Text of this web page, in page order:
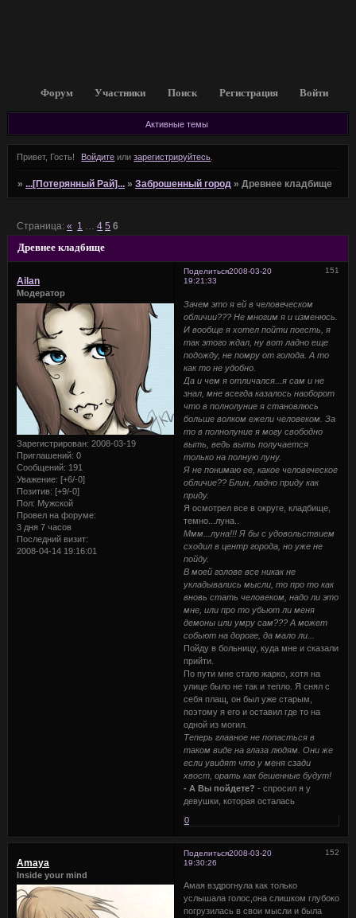
Форум Участники Поиск Регистрация Войти
Активные темы
Привет, Гость! Войдите илизарегистрируйтесь
»...[Потерянный Рай]... »Заброшенный город »Древнее кладбище
Древнее кладбище
Страница:« 1 … 4 5 6
Поделиться 151
2008-03-20
19:21:33
Ailan
Модератор
Зарегистрирован: 2008-03-19
Приглашений: 0
Сообщений: 191
Уважение: [+6/-0]
Позитив: [+9/-0]
Пол: Мужской
Провел на форуме:
3 дня 7 часов
Последний визит:
2008-04-14 19:16:01
Зачем это я ей в человеческом
обличии??? Не многим я и изменюсь.
И вообще я хотел пойти поесть, я
так этого ждал, ну вот ладно еще
подожду, не помру от голода. А то
как то не удобно.
Да и чем я отличался...я сам и не
знал, мне всегда казалось наоборот
что в полнолуние я становлюсь
больше волком ежели человеком. За
то в полнолуние я могу свободно
выть, ведь выть получается
только на полную луну.
Я не понимаю ее, какое человеческое
обличие?? Блин, ладно приду как
приду.
Я осмотрел все в округе, кладбище,
темно...луна..
Ммм...луна!!! Я бы с удовольствием
сходил в центр города, но уже не
пойду.
В моей голове все никак не
укладывались мысли, то про то как
вновь стать человеком, надо ли это
мне, или про то убьют ли меня
демоны или умру сам??? А может
собьют на дороге, да мало ли...
Пойду в больницу, куда мне и сказали
прийти.
По пути мне стало жарко, хотя на
улице было не так и тепло. Я снял с
себя плащ, он был уже старым,
поэтому я его и оставил где то на
одной из могил.
Теперь главное не попасться в
таком виде на глаза людям. Они же
если увидят что у меня сзади
хвост, орать как бешенные будут!
- А Вы пойдете? - спросил я у
девушки, которая осталась
0
Поделиться 152
2008-03-20
19:30:26
Amaya
Inside your mind
Амая вздрогнула как только
услышала голос,она слишком глубоко
погрузилась в свои мысли и была